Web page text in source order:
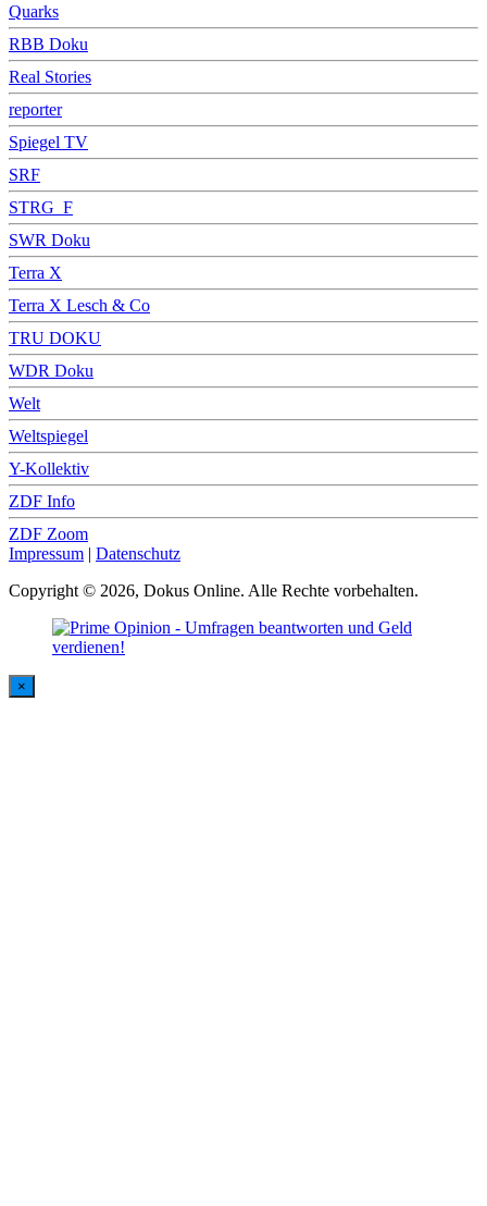
Quarks
RBB Doku
Real Stories
reporter
Spiegel TV
SRF
STRG_F
SWR Doku
Terra X
Terra X Lesch & Co
TRU DOKU
WDR Doku
Welt
Weltspiegel
Y-Kollektiv
ZDF Info
ZDF Zoom
Impressum | Datenschutz
Copyright © 2026, Dokus Online. Alle Rechte vorbehalten.
×